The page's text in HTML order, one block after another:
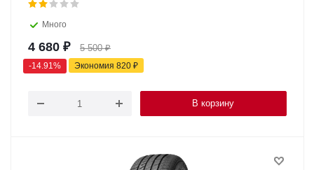
Много
4 680 ₽ 5 500₽
-14.91% Экономия 820 ₽
В корзину